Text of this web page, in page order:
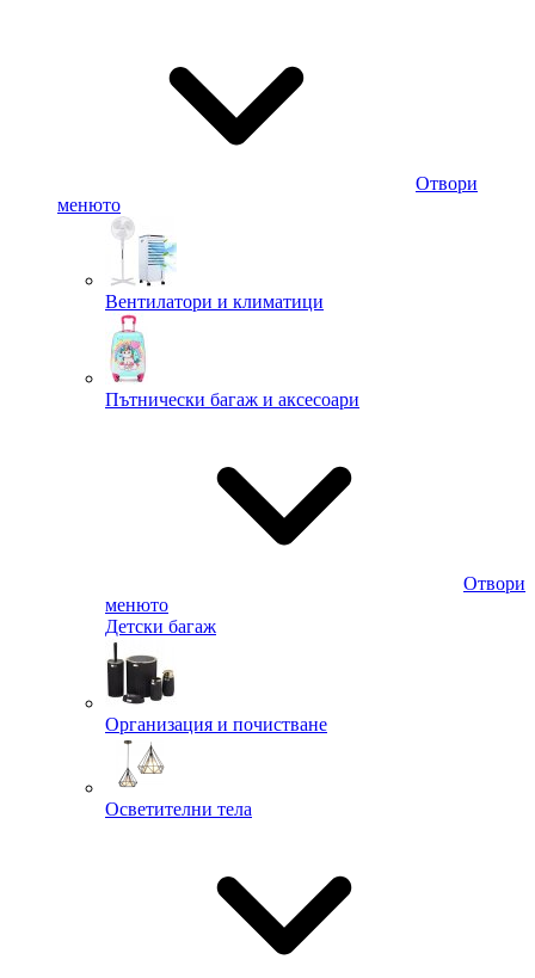
Отвори
менюто
Вентилатори и климатици
Пътнически багаж и аксесоари
Отвори
менюто
Детски багаж
Организация и почистване
Осветителни тела